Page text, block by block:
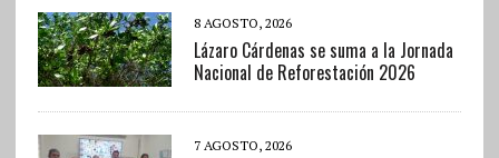
8 AGOSTO, 2026
Lázaro Cárdenas se suma a la Jornada
Nacional de Reforestación 2026
7 AGOSTO, 2026